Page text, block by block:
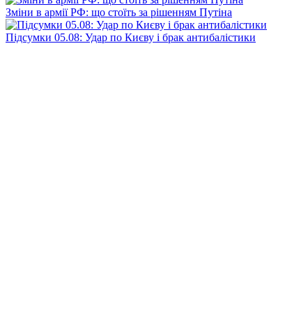
Зміни в армії РФ: що стоїть за рішенням Путіна
Підсумки 05.08: Удар по Києву і брак антибалістики